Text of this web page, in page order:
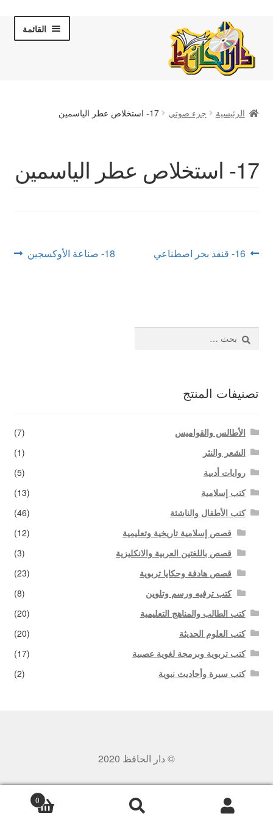
navigation
content
القائمة
فروعنا
الرئيسية جزء صوتي 17- استخلاص عطر الياسمين
17- استخلاص عطر الياسمين
تصفّح
Previous
16- قنفذ بحر اصطناعي
Next
18- صناعة الأوكسجين
عن:
تصنيفات المنتج
الأطالس والقواميس
(7)
الشعر والنثر
(1)
روايات أدبية
(5)
كتب إسلامية
(13)
كتب الأطفال والناشئة
(46)
قصص إسلامية تاريخية وتعليمية
(12)
قصص باللغتين العربية والانكليزية
(3)
قصص هادفة وحكايا تربوية
(23)
كتب ترفيه ورسم وتلوين
(8)
كتب الطالب والمناهج التعليمية
(20)
كتب العلوم الحديثة
(20)
كتب تربوية وبرمجة لغوية عصبية
(17)
كتب سيرة وأحاديث نبوية
(2)
© دار الحافظ 2020
0